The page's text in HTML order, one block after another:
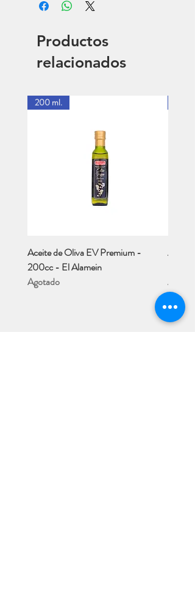
Productos
relacionados
200 ml.
Aceite de Oliva EV Premium -
200cc - El Alamein
Agotado
Aceite
Agotado